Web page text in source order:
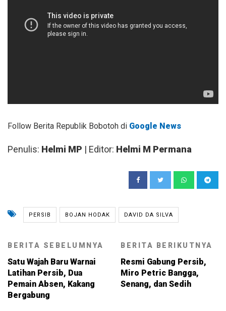
Follow Berita Republik Bobotoh di Google News
Penulis: Helmi MP | Editor: Helmi M Permana
PERSIB BOJAN HODAK DAVID DA SILVA
BERITA SEBELUMNYA
Satu Wajah Baru Warnai
Latihan Persib, Dua
Pemain Absen, Kakang
Bergabung
BERITA BERIKUTNYA
Resmi Gabung Persib,
Miro Petric Bangga,
Senang, dan Sedih